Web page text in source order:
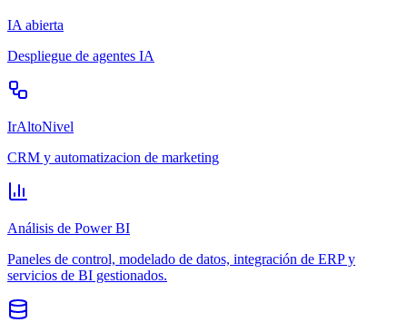
IA abierta
Despliegue de agentes IA
IrAltoNivel
CRM y automatizacion de marketing
Análisis de Power BI
Paneles de control, modelado de datos, integración de ERP y
servicios de BI gestionados.